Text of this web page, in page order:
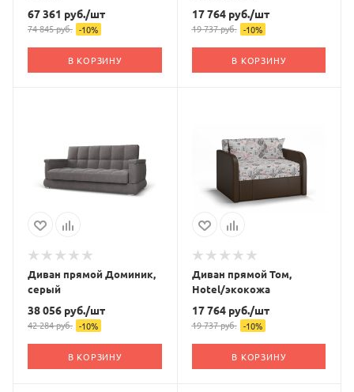
67 361 руб./шт
74 845руб. -10%
В КОРЗИНУ
17 764руб./шт
19 737руб. -10%
В КОРЗИНУ
Диван прямой Доминик,
серый
38 056 руб./шт
42 284руб. -10%
В КОРЗИНУ
Диван прямой Том,
Hotel/экокожа
17 764руб./шт
19 737руб. -10%
В КОРЗИНУ